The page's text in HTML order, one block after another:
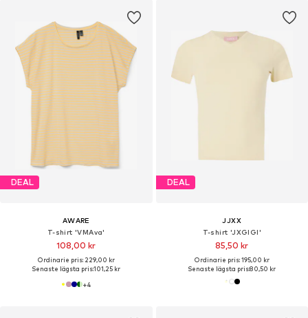
DEAL
AWARE
T-shirt 'VMAva'
108,00 kr
Ordinarie pris: 229,00 kr
Senaste lägsta pris:101,25 kr
+4
DEAL
JJXX
T-shirt 'JXGIGI'
85,50 kr
Ordinarie pris: 195,00 kr
Senaste lägsta pris:80,50 kr